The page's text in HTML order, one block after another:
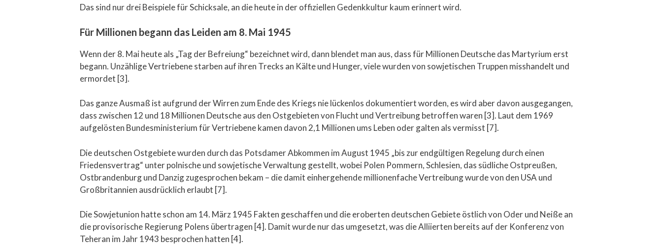
Das sind nur drei Beispiele für Schicksale, an die heute in der offiziellen Gedenkkultur kaum erinnert wird.
Für Millionen begann das Leiden am 8. Mai 1945
Wenn der 8. Mai heute als „Tag der Befreiung“ bezeichnet wird, dann blendet man aus, dass für Millionen Deutsche das Martyrium erst
begann. Unzählige Vertriebene starben auf ihren Trecks an Kälte und Hunger, viele wurden von sowjetischen Truppen misshandelt und
ermordet [3].
Das ganze Ausmaß ist aufgrund der Wirren zum Ende des Kriegs nie lückenlos dokumentiert worden, es wird aber davon ausgegangen,
dass zwischen 12 und 18 Millionen Deutsche aus den Ostgebieten von Flucht und Vertreibung betroffen waren [3]. Laut dem 1969
aufgelösten Bundesministerium für Vertriebene kamen davon 2,1 Millionen ums Leben oder galten als vermisst [7].
Die deutschen Ostgebiete wurden durch das Potsdamer Abkommen im August 1945 „bis zur endgültigen Regelung durch einen
Friedensvertrag“ unter polnische und sowjetische Verwaltung gestellt, wobei Polen Pommern, Schlesien, das südliche Ostpreußen,
Ostbrandenburg und Danzig zugesprochen bekam – die damit einhergehende millionenfache Vertreibung wurde von den USA und
Großbritannien ausdrücklich erlaubt [7].
Die Sowjetunion hatte schon am 14. März 1945 Fakten geschaffen und die eroberten deutschen Gebiete östlich von Oder und Neiße an
die provisorische Regierung Polens übertragen [4]. Damit wurde nur das umgesetzt, was die Alliierten bereits auf der Konferenz von
Teheran im Jahr 1943 besprochen hatten [4].